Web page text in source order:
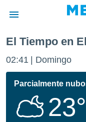
de
por
se
calidad.
El Tiempo en
02:41 Domingo
Parcialmente
23°